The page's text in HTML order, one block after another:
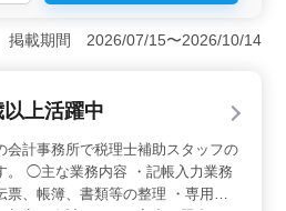
る職場です 税理士補助業務を
ないためプライベートも充実で
制に加え、日曜・祝日休みや
り、メリハリをつけて働ける環
される方に最適です。 経験
挑戦できます 会計事務所での
巡回や税務申告書作成、会社
トなど、幅広い業務を経験でき
がしっかりしているので、安心
組むことが可能です。 充実し
掲載期間 2026/07/15〜2026/10/14
上活躍中
会計事務所で税理士補助スタッフの
。 ◯主な業務内容 ・記帳入力業務
票、帳簿、書類等の整理 ・専用Ｐ